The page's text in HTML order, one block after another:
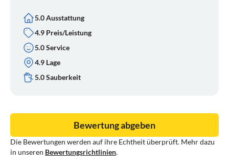
5.0 Ausstattung
4.9 Preis/Leistung
5.0 Service
4.9 Lage
5.0 Sauberkeit
Die Bewertungen werden auf ihre Echtheit überprüft. Mehr dazu
in unseren Bewertungsrichtlinien.
Bewertung abgeben